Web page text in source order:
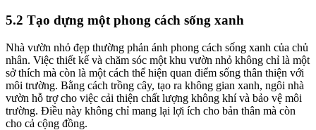
5.2 Tạo dựng một phong cách sống xanh
Nhà vườn nhỏ đẹp thường phản ánh phong cách sống xanh của chủ
nhân. Việc thiết kế và chăm sóc một khu vườn nhỏ không chỉ là một
sở thích mà còn là một cách thể hiện quan điểm sống thân thiện với
môi trường. Bằng cách trồng cây, tạo ra không gian xanh, ngôi nhà
vườn hỗ trợ cho việc cải thiện chất lượng không khí và bảo vệ môi
trường. Điều này không chỉ mang lại lợi ích cho bản thân mà còn
cho cả cộng đồng.